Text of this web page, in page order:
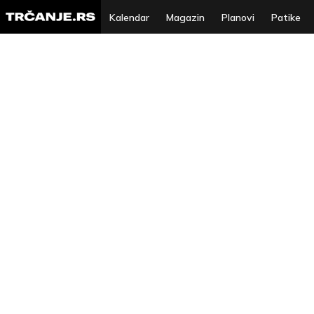
Kalendar Magazin Planovi Patike